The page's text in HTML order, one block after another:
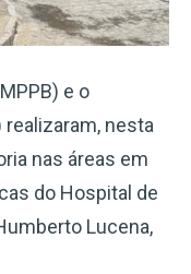
e o
nesta
nas áreas em
do Hospital de
Lucena,